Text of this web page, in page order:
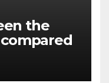
the
Learners